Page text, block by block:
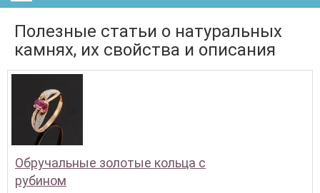
Полезные статьи о натуральных
камнях, их свойства и описания
Обручальные золотые кольца с
рубином